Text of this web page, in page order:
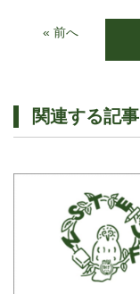
« 前へ
関連する記事